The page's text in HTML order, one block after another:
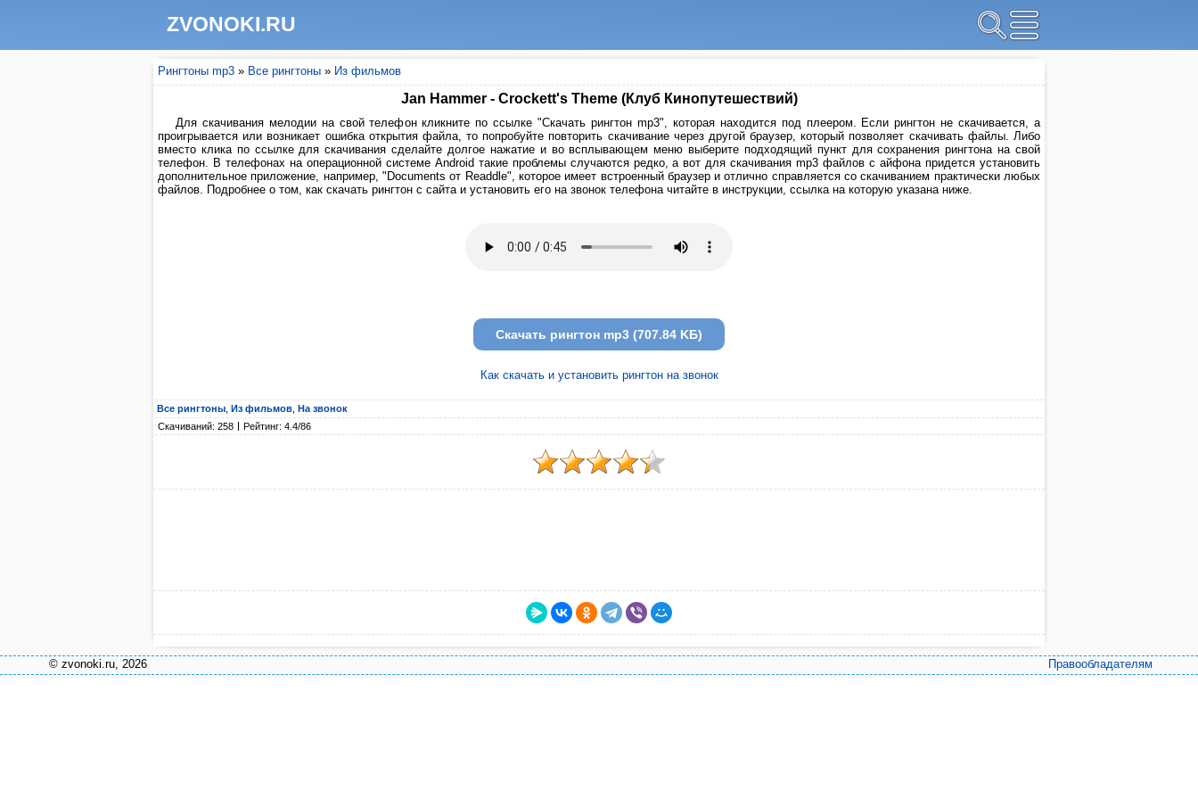
ZVONOKI.RU
Рингтоны mp3 » Все рингтоны » Из фильмов
Jan Hammer - Crockett's Theme (Клуб Кинопутешествий)
Для скачивания мелодии на свой телефон кликните по ссылке "Скачать рингтон mp3", которая находится под плеером. Если рингтон не скачивается, а
проигрывается или возникает ошибка открытия файла, то попробуйте повторить скачивание через другой браузер, который позволяет скачивать файлы. Либо
вместо клика по ссылке для скачивания сделайте долгое нажатие и во всплывающем меню выберите подходящий пункт для сохранения рингтона на свой
телефон. В телефонах на операционной системе Android такие проблемы случаются редко, а вот для скачивания mp3 файлов с айфона придется установить
дополнительное приложение, например, "Documents от Readdle", которое имеет встроенный браузер и отлично справляется со скачиванием практически любых
файлов. Подробнее о том, как скачать рингтон с сайта и установить его на звонок телефона читайте в инструкции, ссылка на которую указана ниже.
Скачать рингтон mp3 (707.84 KБ)
Как скачать и установить рингтон на звонок
Все рингтоны Из фильмов На звонок
Скачиваний: 258
Рейтинг: 4.4/86
© zvonoki.ru, 2026 Правообладателям